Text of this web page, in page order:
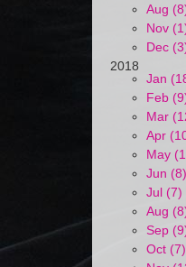
Aug
Nov
Dec
2018
Jan
Feb
Mar
Apr
May
Jun (8)
Jul (7)
Aug
Sep
Oct (7)